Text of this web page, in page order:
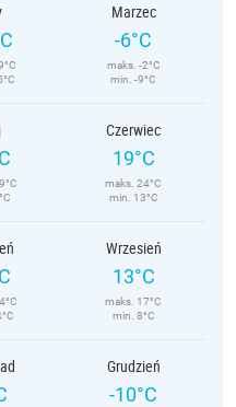
Marzec
-6°C
maks. -2°C
min. -9°C
Czerwiec
19°C
maks. 24°C
min. 13°C
Wrzesień
13°C
maks. 17°C
min. 8°C
Grudzień
-10°C